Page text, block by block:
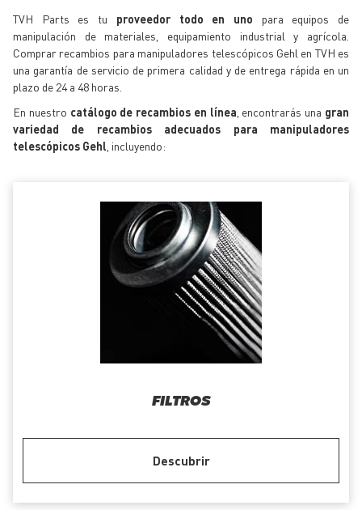
TVH Parts es tu proveedor todo en uno para equipos de
manipulación de materiales, equipamiento industrial y agrícola.
Comprar recambios para manipuladores telescópicos Gehl en TVH es
una garantía de servicio de primera calidad y de entrega rápida en un
plazo de 24 a 48 horas.
En nuestro catálogo de recambios en línea , encontrarás una gran
variedad de recambios adecuados para manipuladores
telescópicos Gehl , incluyendo:
FILTROS
Descubrir